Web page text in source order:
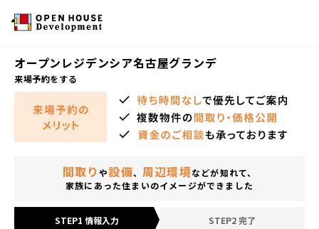
オープンレジデンシア名古屋グランデ
来場予約をする
間取りや設備、 周辺環境などが知れて、
家族にあった住まいのイメージができました
STEP1 情報入力 STEP2 完了